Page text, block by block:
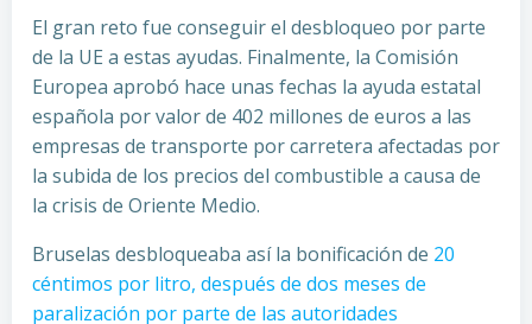
El gran reto fue conseguir el desbloqueo por parte
de la UE a estas ayudas. Finalmente, la Comisión
Europea aprobó hace unas fechas la ayuda estatal
española por valor de 402 millones de euros a las
empresas de transporte por carretera afectadas por
la subida de los precios del combustible a causa de
la crisis de Oriente Medio.
Bruselas desbloqueaba así la bonificación de 20
céntimos por litro, después de dos meses de
paralización por parte de las autoridades